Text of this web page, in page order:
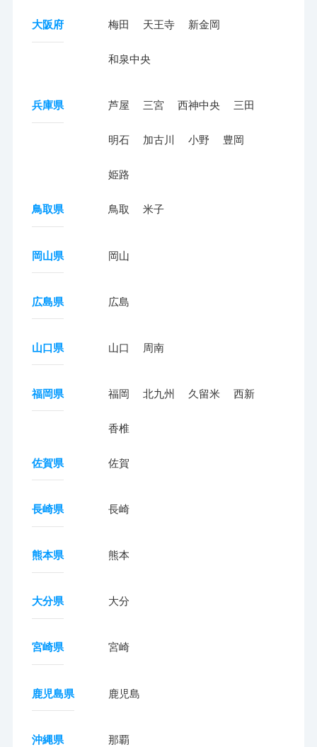
大阪府 梅田 天王寺 新金岡
和泉中央
兵庫県 芦屋 三宮 西神中央 三田
明石 加古川 小野 豊岡
姫路
鳥取県 鳥取 米子
岡山県 岡山
広島県 広島
山口県 山口 周南
福岡県 福岡 北九州 久留米 西新
香椎
佐賀県 佐賀
長崎県 長崎
熊本県 熊本
大分県 大分
宮崎県 宮崎
鹿児島県 鹿児島
沖縄県 那覇